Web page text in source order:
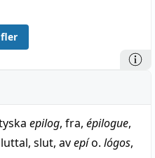
fler
epilog, fra, épilogue,
slut, avepío. lógos,